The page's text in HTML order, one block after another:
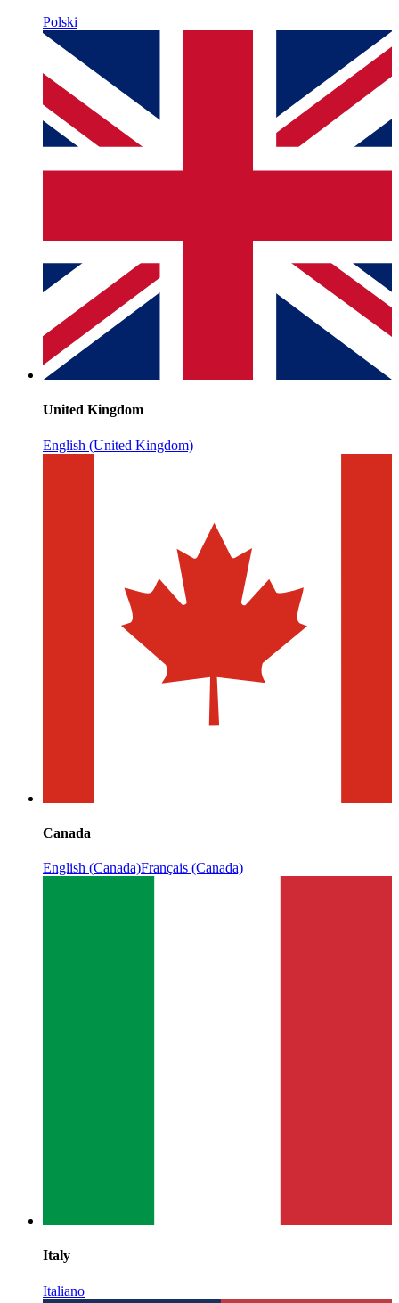
Polski
United Kingdom
English (United Kingdom)
Canada
English (Canada)Français (Canada)
Italy
Italiano